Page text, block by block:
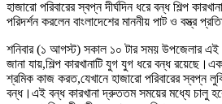
হাজারো পরিবারের স্বপ্ন দীর্ঘদিন ধরে বন্ধ শিল্প
পরিদর্শন করলেন বাংলাদেশের মাননীয় পাট ও বস্ত্র
শনিবার (১ আগস্ট) সকাল ১০ টার সময় উপজেলার এই
জানা যায়,শিল্প কারখানাটি যুগ যুগ ধরে বন্ধ
শ্রমিক কাজ করত,যেখানে হাজারো পরিবারের স্বপ্ন
বন্ধ।এই বন্ধ কারখানা দ্রুততম সময়ের মধ্যে চালু